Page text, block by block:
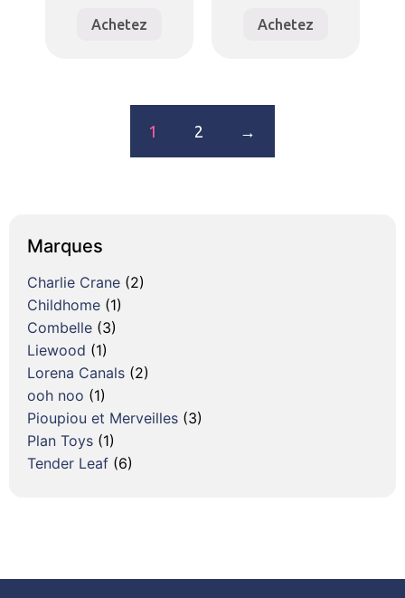
Achetez Achetez
1 2 →
Marques
Charlie Crane (2)
Childhome (1)
Combelle (3)
Liewood (1)
Lorena Canals (2)
ooh noo (1)
Pioupiou et Merveilles (3)
Plan Toys (1)
Tender Leaf (6)